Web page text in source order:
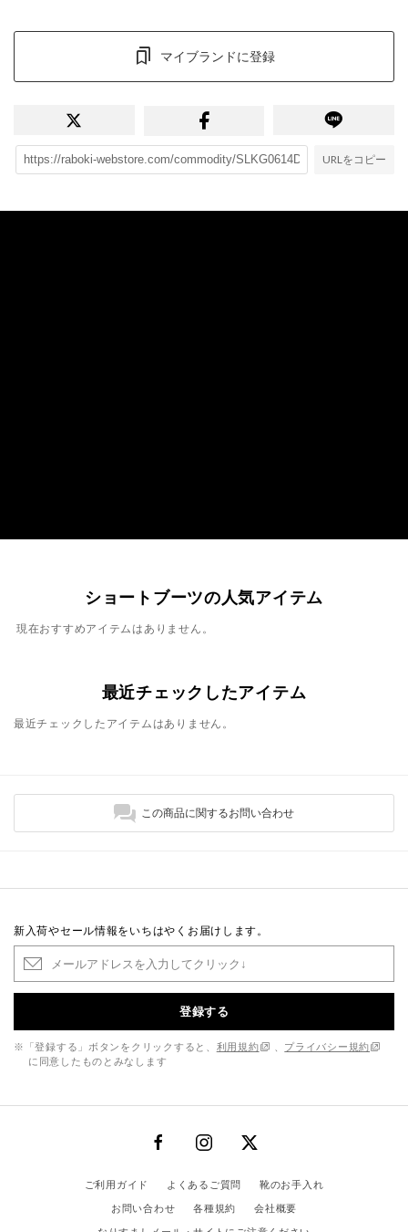
マイブランドに登録
URLをコピー
ショートブーツの人気アイテム
現在おすすめアイテムはありません。
最近チェックしたアイテム
最近チェックしたアイテムはありません。
この商品に関するお問い合わせ
新入荷やセール情報をいちはやくお届けします。
登録する
※「登録する」ボタンをクリックすると、 利用規約
プライバシー規約
に同意したものとみなします
ご利用ガイド よくあるご質問
靴のお手入れ
お問い合わせ
各種規約
会社概要